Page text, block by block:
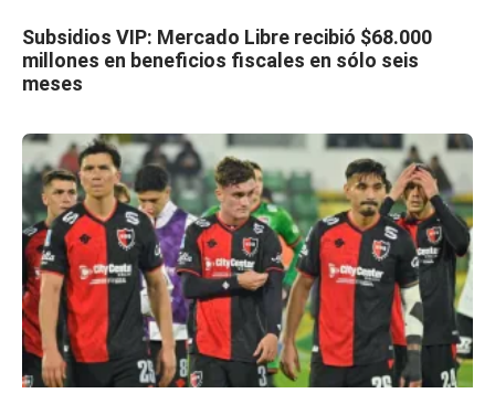
Subsidios VIP: Mercado Libre recibió $68.000
millones en beneficios fiscales en sólo seis
meses